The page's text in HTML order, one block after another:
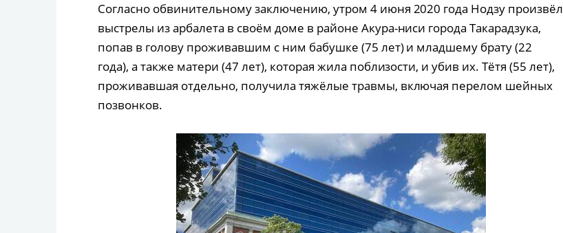
Согласно обвинительному заключению, утром 4 июня 2020 года Нодзу произвёл
выстрелы из арбалета в своём доме в районе Акура-ниси города Такарадзука,
попав в голову проживавшим с ним бабушке (75 лет) и младшему брату (22
года), а также матери (47 лет), которая жила поблизости, и убив их. Тётя (55 лет),
проживавшая отдельно, получила тяжёлые травмы, включая перелом шейных
позвонков.